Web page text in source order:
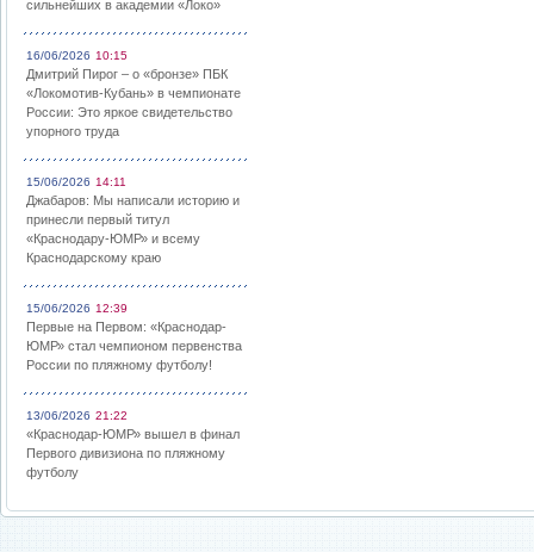
сильнейших в академии «Локо»
16/06/2026 10:15
Дмитрий Пирог – о «бронзе» ПБК
«Локомотив-Кубань» в чемпионате
России: Это яркое свидетельство
упорного труда
15/06/2026 14:11
Джабаров: Мы написали историю и
принесли первый титул
«Краснодару-ЮМР» и всему
Краснодарскому краю
15/06/2026 12:39
Первые на Первом: «Краснодар-
ЮМР» стал чемпионом первенства
России по пляжному футболу!
13/06/2026 21:22
«Краснодар-ЮМР» вышел в финал
Первого дивизиона по пляжному
футболу